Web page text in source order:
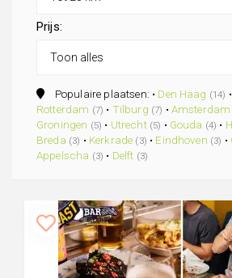
Prijs:
Populaire plaatsen: • Den Haag (14) •
Rotterdam (7) • Tilburg (7) • Amsterdam
Groningen (5) • Utrecht (5) • Gouda (4) •
Breda (3) • Kerkrade (3) • Eindhoven (3) •
Appelscha (3) • Delft (3)